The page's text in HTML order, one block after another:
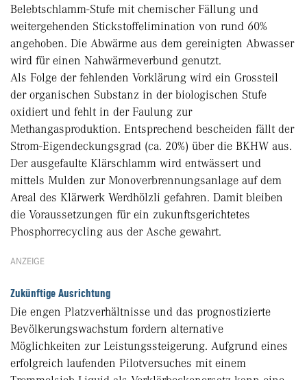
Belebtschlamm-Stufe mit chemischer Fällung und
weitergehenden Stickstoffelimination von rund 60%
angehoben. Die Abwärme aus dem gereinigten Abwasser
wird für einen Nahwärmeverbund genutzt.
Als Folge der fehlenden Vorklärung wird ein Grossteil
der organischen Substanz in der biologischen Stufe
oxidiert und fehlt in der Faulung zur
Methangasproduktion. Entsprechend bescheiden fällt der
Strom-Eigendeckungsgrad (ca. 20%) über die BKHW aus.
Der ausgefaulte Klärschlamm wird entwässert und
mittels Mulden zur Monoverbrennungsanlage auf dem
Areal des Klärwerk Werdhölzli gefahren. Damit bleiben
die Voraussetzungen für ein zukunftsgerichtetes
Phosphorrecycling aus der Asche gewahrt.
ANZEIGE
Zukünftige Ausrichtung
Die engen Platzverhältnisse und das prognostizierte
Bevölkerungswachstum fordern alternative
Möglichkeiten zur Leistungssteigerung. Aufgrund eines
erfolgreich laufenden Pilotversuches mit einem